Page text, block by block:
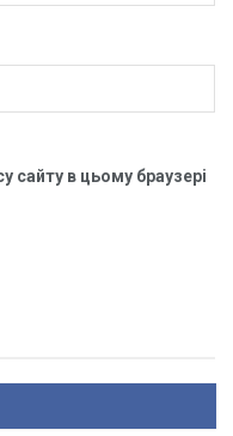
сайту в цьому браузері